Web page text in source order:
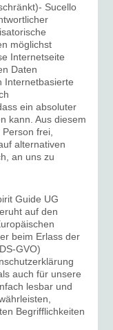
Sucello
möglichst
Internetseite
Daten
Internetbasierte
ein absoluter
kann. Aus diesem
frei,
alternativen
an uns zu
Guide UG
auf den
beim Erlass der
GVO)
auch für unsere
lesbar und
Begrifflichkeiten